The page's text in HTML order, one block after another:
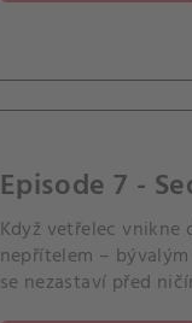
Episode 7 -
Když vetřelec
nepřítelem –
se nezastaví před